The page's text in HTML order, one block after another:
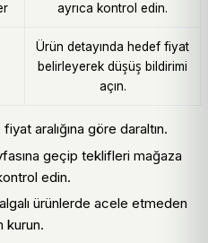
ayrıca kontrol edin.
Ürün detayında hedef fiyat
belirleyerek düşüş bildirimi
açın.
aralığına göre daraltın.
geçip teklifleri mağaza
edin.
ürünlerde acele etmeden
kurun.